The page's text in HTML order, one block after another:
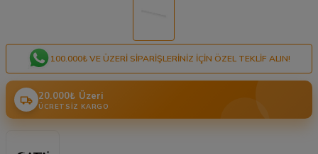
100.000₺ VE ÜZERI SIPARIŞLERINIZ IÇIN ÖZEL TEKLIF ALIN!
20.000₺ Üzeri
ÜCRETSIZ KARGO